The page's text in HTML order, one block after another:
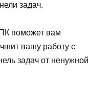
задач.
поможет вам
вашу работу с
задач от ненужной